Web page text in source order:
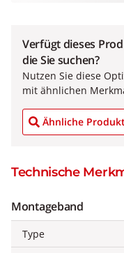
Verfügt dieses
die Sie suchen?
Nutzen Sie diese
mit ähnlichen
Ähnliche
Technische
Montageband
Type